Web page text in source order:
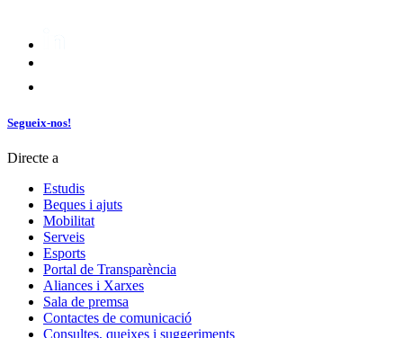
Segueix-nos!
Directe a
Estudis
Beques i ajuts
Mobilitat
Serveis
Esports
Portal de Transparència
Aliances i Xarxes
Sala de premsa
Contactes de comunicació
Consultes, queixes i suggeriments